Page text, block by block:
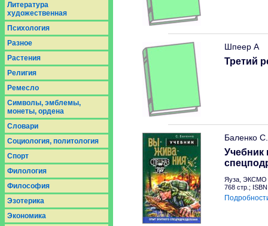
Литература
художественная
Психология
Разное
Растения
Религия
Ремесло
Символы, эмблемы,
монеты, ордена
Словари
Социология, политология
Спорт
Филология
Философия
Эзотерика
Экономика
Шпеер А
Третий
Баленко С.
Учебник
Яуза, ЭКСМО
768 стр.;